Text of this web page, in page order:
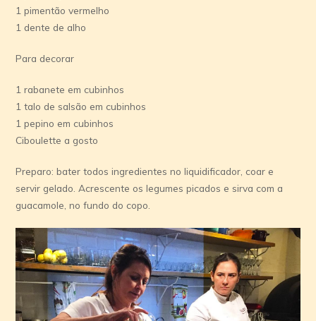
1 pimentão vermelho
1 dente de alho
Para decorar
1 rabanete em cubinhos
1 talo de salsão em cubinhos
1 pepino em cubinhos
Ciboulette a gosto
Preparo: bater todos ingredientes no liquidificador, coar e
servir gelado. Acrescente os legumes picados e sirva com a
guacamole, no fundo do copo.